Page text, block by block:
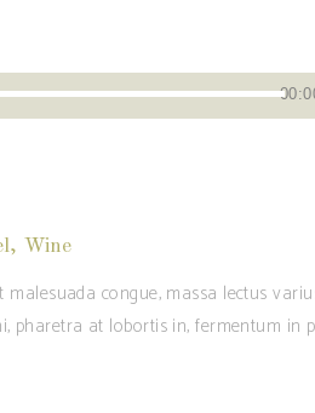
, Wine
congue, massa lectus
pharetra at lobortis in, fermentum in